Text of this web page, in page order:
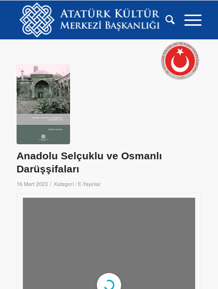
Anadolu Selçuklu ve Osmanlı
Darüşşifaları
16 Mart 2023 / Kategori / E-Yayınlar